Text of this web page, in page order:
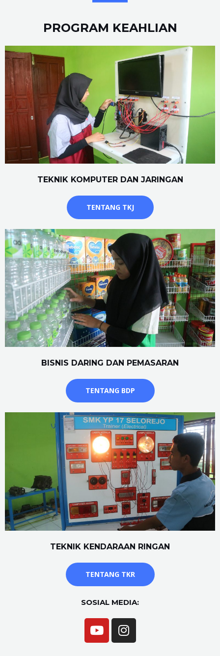
PROGRAM KEAHLIAN
TEKNIK KOMPUTER DAN JARINGAN
TENTANG TKJ
BISNIS DARING DAN PEMASARAN
TENTANG BDP
TEKNIK KENDARAAN RINGAN
TENTANG TKR
SOSIAL MEDIA: